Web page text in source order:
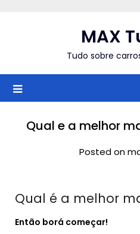
MAX
Tudo sobre
Qual e a melhor
Posted on
Qual é a melhor
Então borá começar!